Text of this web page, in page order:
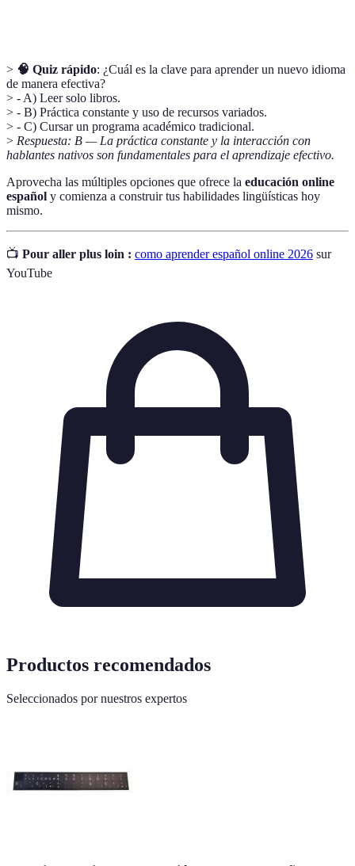
> 🧠 Quiz rápido: ¿Cuál es la clave para aprender un nuevo idioma
de manera efectiva?
> - A) Leer solo libros.
> - B) Práctica constante y uso de recursos variados.
> - C) Cursar un programa académico tradicional.
> Respuesta: B — La práctica constante y la interacción con
hablantes nativos son fundamentales para el aprendizaje efectivo.
Aprovecha las múltiples opciones que ofrece la educación online
español y comienza a construir tus habilidades lingüísticas hoy
mismo.
📺 Pour aller plus loin : como aprender español online 2026 sur
YouTube
Productos recomendados
Seleccionados por nuestros expertos